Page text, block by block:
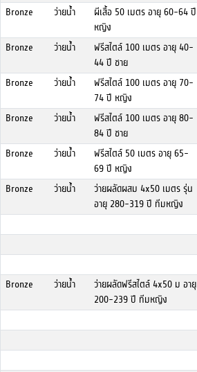
Bronze ว่ายน้ำ
ผีเสื้อ 50 เมตร อายุ 60-64 ปี
หญิง
Bronze ว่ายน้ำ
ฟรีสไตล์ 100 เมตร อายุ 40-
44 ปี ชาย
Bronze ว่ายน้ำ
ฟรีสไตล์ 100 เมตร อายุ 70-
74 ปี หญิง
Bronze ว่ายน้ำ
ฟรีสไตล์ 100 เมตร อายุ 80-
84 ปี ชาย
Bronze ว่ายน้ำ
ฟรีสไตล์ 50 เมตร อายุ 65-
69 ปี หญิง
Bronze ว่ายน้ำ
ว่ายผลัดผสม 4x50 เมตร รุ่น
อายุ 280-319 ปี ทีมหญิง
Bronze
ว่ายน้ำ
ว่ายผลัดฟรีสไตล์ 4x50 ม อายุ
200-239 ปี ทีมหญิง